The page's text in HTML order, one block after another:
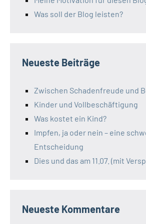
Was soll der Blog leisten?
Neueste Beiträge
Zwischen Schadenfreude und
Kinder und Vollbeschäftigung
Was kostet ein Kind?
Impfen, ja oder nein – eine
Entscheidung
Dies und das am 11.07. (mit
Neueste Kommentare